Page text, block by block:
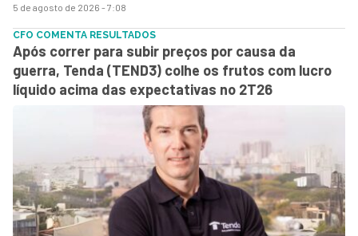
5 de agosto de 2026 - 7:08
CFO COMENTA RESULTADOS
Após correr para subir preços por causa da
guerra, Tenda (TEND3) colhe os frutos com lucro
líquido acima das expectativas no 2T26